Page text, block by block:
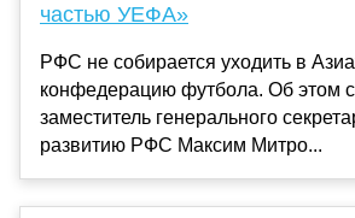
частью УЕФА»
РФС не собирается уходить в
конфедерацию футбола. Об этом
заместитель генерального
развитию РФС Максим Митро...